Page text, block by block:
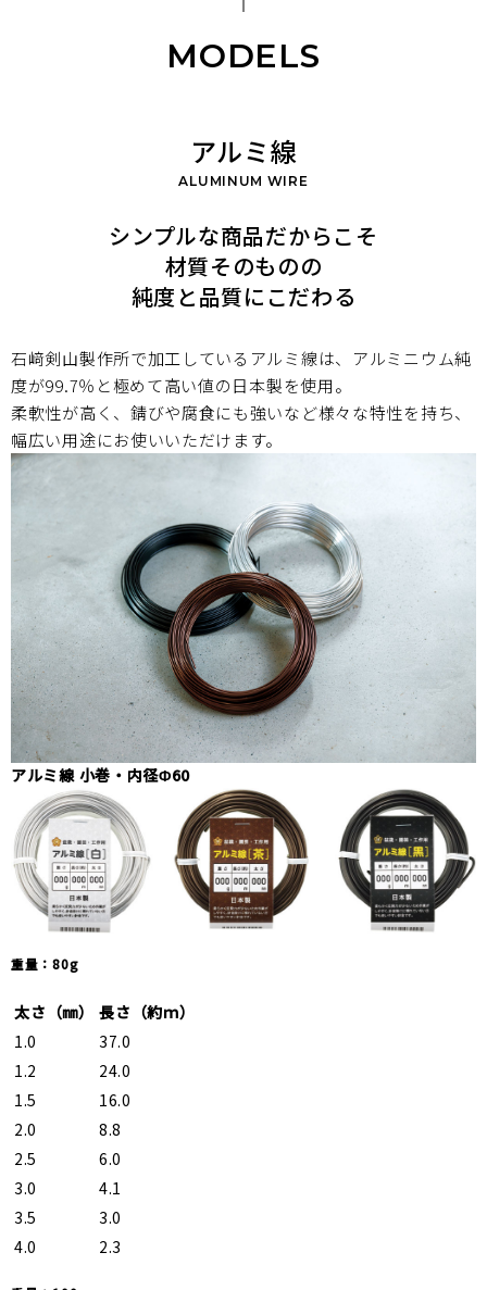
MODELS
アルミ線
ALUMINUM WIRE
シンプルな商品だからこそ
材質そのものの
純度と品質にこだわる
石﨑剣山製作所で加工しているアルミ線は、 アルミニウム純
度が99.7％と極めて高い値の日本製を使用。
柔軟性が高く、錆びや腐食にも強いなど様々な特性を持ち、
幅広い用途にお使いいただけます。
アルミ線 小巻・内径Φ60
重量：80g
太さ（㎜）
長さ（約ｍ）
1.0
37.0
1.2
24.0
1.5
16.0
2.0
8.8
2.5
6.0
3.0
4.1
3.5
3.0
4.0
2.3